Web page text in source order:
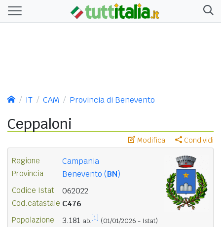
IT CAM Provincia di Benevento
Ceppaloni
Modifica Condividi
Regione Campania
Provincia Benevento (BN)
Codice Istat 062022
Cod.catastale C476
Popolazione 3.181 ab. [1] (01/01/2026 - Istat)